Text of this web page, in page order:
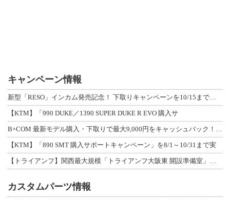
キャンペーン情報
新型「RESO」インカム発売記念！ 下取りキャンペーンを10/15まで延長して開
【KTM】「990 DUKE／1390 SUPER DUKE R EVO 購入サ
B+COM 最新モデル購入・下取りで最大9,000円をキャッシュバック！「B+F
【KTM】「890 SMT 購入サポートキャンペーン」を8/1～10/31まで実
【トライアンフ】関西最大規模「トライアンフ大阪東 開設準備室」がオープン！ 限定
カスタムパーツ情報